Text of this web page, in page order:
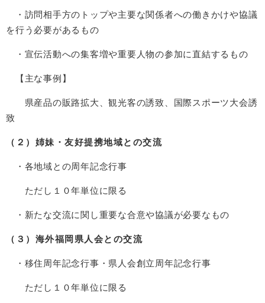
・訪問相手方のトップや主要な関係者への働きかけや協議
を行う必要があるもの
・宣伝活動への集客増や重要人物の参加に直結するもの
【主な事例】
県産品の販路拡大、観光客の誘致、国際スポーツ大会誘
致
（２）姉妹・友好提携地域との交流
・各地域との周年記念行事
ただし１０年単位に限る
・新たな交流に関し重要な合意や協議が必要なもの
（３）海外福岡県人会との交流
・移住周年記念行事・県人会創立周年記念行事
ただし１０年単位に限る